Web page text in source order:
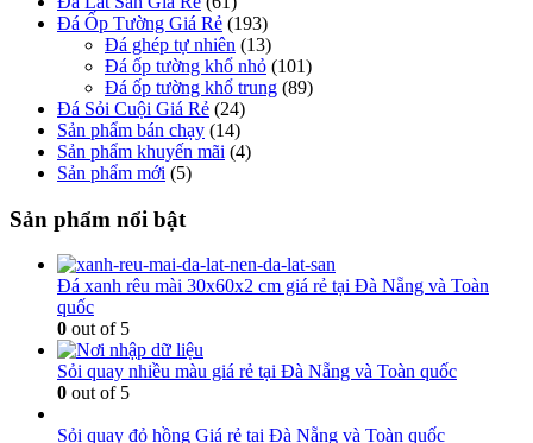
Đá Ốp Tường Giá Rẻ (193)
Đá ghép tự nhiên (13)
Đá ốp tường khổ nhỏ (101)
Đá ốp tường khổ trung (89)
Đá Sỏi Cuội Giá Rẻ (24)
Sản phẩm bán chạy (14)
Sản phẩm khuyến mãi (4)
Sản phẩm mới (5)
Sản phẩm nổi bật
Đá xanh rêu mài 30x60x2 cm giá rẻ tại Đà Nẵng và Toàn
quốc
0 out of 5
Sỏi quay nhiều màu giá rẻ tại Đà Nẵng và Toàn quốc
0 out of 5
Sỏi quay đỏ hồng Giá rẻ tại Đà Nẵng và Toàn quốc